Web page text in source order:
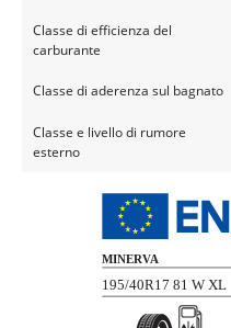
Classe di efficienza del
carburante
Classe di aderenza sul bagnato
Classe e livello di rumore
esterno